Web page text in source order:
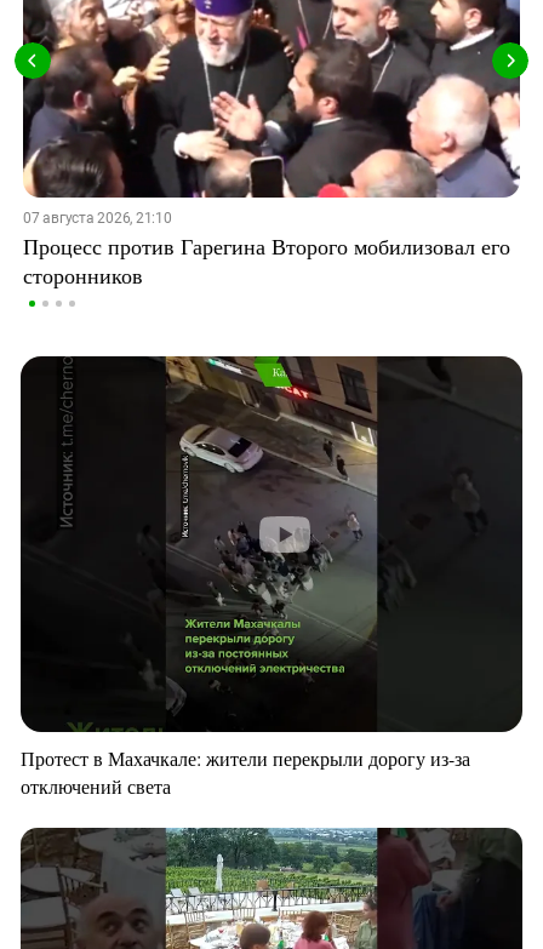
07 августа 2026, 21:10
Процесс против Гарегина Второго мобилизовал его
сторонников
Протест в Махачкале: жители перекрыли дорогу из-за
отключений света